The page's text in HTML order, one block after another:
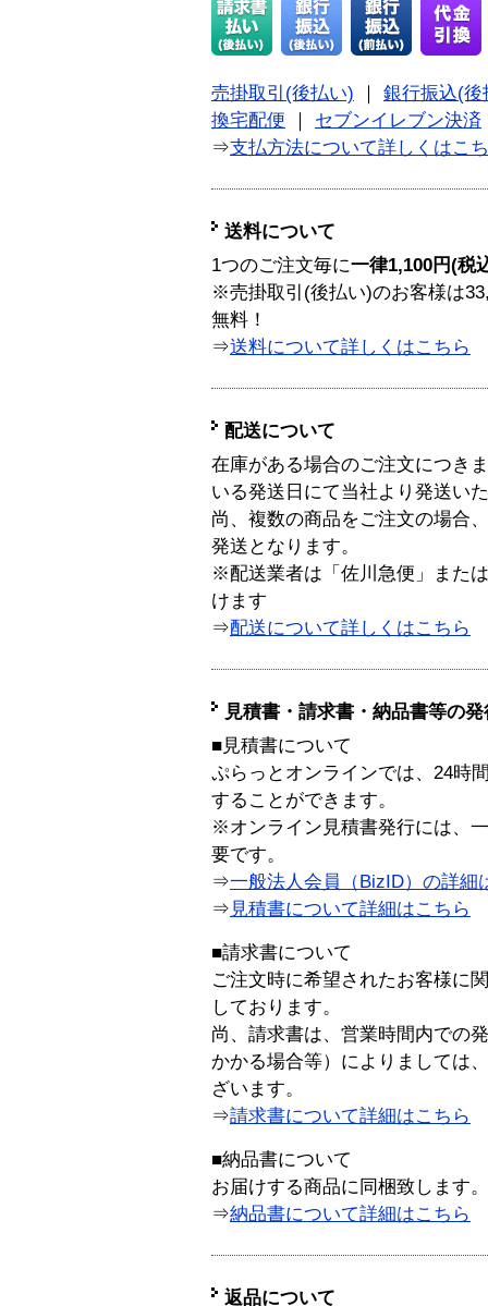
売掛取引(後払い)
銀行振込(後
換宅配便
セブンイレブン決済
⇒支払方法について詳しくはこ
送料について
1つのご注文毎に一律1,100円(税
※売掛取引(後払い)のお客様は
無料！
⇒送料について詳しくはこちら
配送について
在庫がある場合のご注文につき
いる発送日にて当社より発送い
尚、複数の商品をご注文の場合
発送となります。
※配送業者は「佐川急便」また
けます
⇒配送について詳しくはこちら
見積書・請求書・納品書等の
■見積書について
ぷらっとオンラインでは、24時
することができます。
※オンライン見積書発行には、
要です。
⇒一般法人会員（BizID）の詳細
⇒ 見積書について詳細はこちら
■請求書について
ご注文時に希望されたお客様に
しております。
尚、請求書は、営業時間内での
かかる場合等）によりましては
ざいます。
⇒請求書について詳細はこちら
■納品書について
お届けする商品に同梱致します。
⇒納品書について詳細はこちら
返品について